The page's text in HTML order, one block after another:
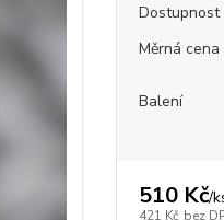
Dostupnost
Měrná cena
Balení
510 Kč/
421 Kč bez